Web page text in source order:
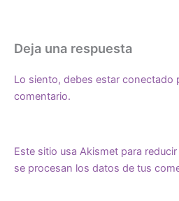
Deja una respuesta
Lo siento, debes estar conectado
comentario.
Este sitio usa Akismet para
se procesan los datos de tus